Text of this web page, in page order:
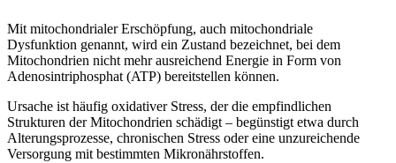
Mit mitochondrialer Erschöpfung, auch mitochondriale
Dysfunktion genannt, wird ein Zustand bezeichnet, bei dem
Mitochondrien nicht mehr ausreichend Energie in Form von
Adenosintriphosphat (ATP) bereitstellen können.
Ursache ist häufig oxidativer Stress, der die empfindlichen
Strukturen der Mitochondrien schädigt – begünstigt etwa durch
Alterungsprozesse, chronischen Stress oder eine unzureichende
Versorgung mit bestimmten Mikronährstoffen.